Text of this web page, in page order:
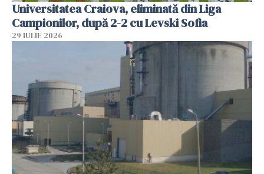
Universitatea Craiova, eliminată din Liga
Campionilor, după 2-2 cu Levski Sofia
29 IULIE 2026